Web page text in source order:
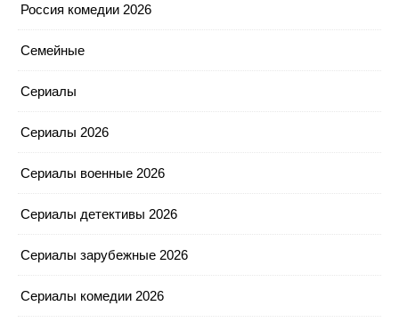
Россия комедии 2026
Семейные
Сериалы
Сериалы 2026
Сериалы военные 2026
Сериалы детективы 2026
Сериалы зарубежные 2026
Сериалы комедии 2026